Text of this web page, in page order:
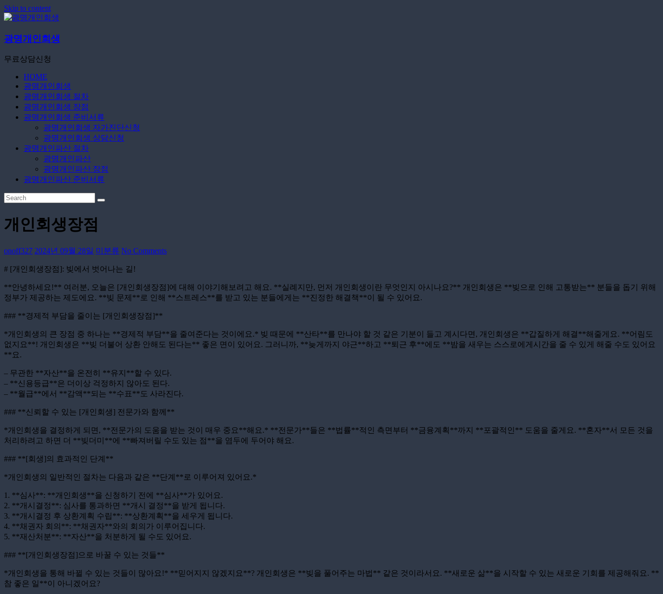
Skip to content
광명개인회생
무료상담신청
HOME
광명개인회생
광명개인회생 절차
광명개인회생 장점
광명개인회생 준비서류
광명개인회생 자가진단신청
광명개인회생 상담신청
광명개인파산 절차
광명개인파산
광명개인파산 장점
광명개인파산 준비서류
개인회생장점
onoff327 2024년 09월 28일 미분류 No Comments
# [개인회생장점]: 빚에서 벗어나는 길!
**안녕하세요!** 여러분, 오늘은 [개인회생장점]에 대해 이야기해보려고 해요. **실례지만, 먼저 개인회생이란 무엇인지 아시나요?** 개인회생은 **빚으로 인해 고통받는** 분들을 돕기 위해
정부가 제공하는 제도에요. **빚 문제**로 인해 **스트레스**를 받고 있는 분들에게는 **진정한 해결책**이 될 수 있어요.
### **경제적 부담을 줄이는 [개인회생장점]**
*개인회생의 큰 장점 중 하나는 **경제적 부담**을 줄여준다는 것이에요.* 빚 때문에 **산타**를 만나야 할 것 같은 기분이 들고 계시다면, 개인회생은 **갑질하게 해결**해줄게요. **어림도
없지요**! 개인회생은 **빚 더불어 상환 안해도 된다는** 좋은 면이 있어요. 그러니까, **늦게까지 야근**하고 **퇴근 후**에도 **밤을 새우는 스스로에게시간을 줄 수 있게 해줄 수도 있어요
**요.
– 무관한 **자산**을 온전히 **유지**할 수 있다.
– **신용등급**은 더이상 걱정하지 않아도 된다.
– **월급**에서 **감액**되는 **수표**도 사라진다.
### **신뢰할 수 있는 [개인회생] 전문가와 함께**
*개인회생을 결정하게 되면, **전문가의 도움을 받는 것이 매우 중요**해요.* **전문가**들은 **법률**적인 측면부터 **금융계획**까지 **포괄적인** 도움을 줄게요. **혼자**서 모든 것을
처리하려고 하면 더 **빚더미**에 **빠져버릴 수도 있는 점**을 염두에 두어야 해요.
### **[회생]의 효과적인 단계**
*개인회생의 일반적인 절차는 다음과 같은 **단계**로 이루어져 있어요.*
1. **심사**: **개인회생**을 신청하기 전에 **심사**가 있어요.
2. **개시결정**: 심사를 통과하면 **개시 결정**을 받게 됩니다.
3. **개시결정 후 상환계획 수립**: **상환계획**을 세우게 됩니다.
4. **채권자 회의**: **채권자**와의 회의가 이루어집니다.
5. **재산처분**: **자산**을 처분하게 될 수도 있어요.
### **[개인회생장점]으로 바꿀 수 있는 것들**
*개인회생을 통해 바뀔 수 있는 것들이 많아요!* **믿어지지 않겠지요**? 개인회생은 **빚을 풀어주는 마법** 같은 것이라서요. **새로운 삶**을 시작할 수 있는 새로운 기회를 제공해줘요. **
참 좋은 일**이 아니겠어요?